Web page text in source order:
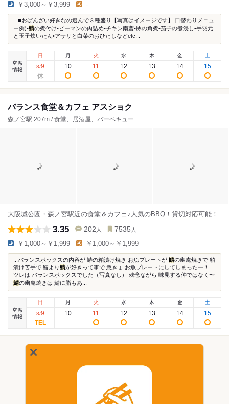
￥3,000～￥3,999 -
...■おばんざい好きなの選んで３種盛り【写真はイメージです】 日替わりメニュ
ー例)•鯖の煮付け•ピーマンの肉詰め•チキン南蛮•豚の角煮•茄子の煮浸し•手羽元
と玉子炊いたん•アサリと白菜のおひたしなどetc...
空席
情報
日
8/9
月
10
火
11
水
12
木
13
金
14
土
15
バランス食堂＆カフェ アスショク
森ノ宮駅 207m / 食堂、居酒屋、バーベキュー
大阪城公園・森ノ宮駅近の食堂＆カフェ♪人気のBBQ！貸切対応可能！
3.35 202 人 7535 人
￥1,000～￥1,999 ￥1,000～￥1,999
...バランスボックスの内容が 鰆の粕漬け焼き お魚プレートが 鯖の幽庵焼きで 粕
漬け苦手で 鰆より鯖が好きって事で 急きょ お魚プレートにしてしまったー！
ツレは バランスボックスでした（写真なし） 残念ながら 味見する仲ではなく〜
鯖の幽庵焼きは 鯖に脂もあ...
空席
情報
日
8/9
月
10
火
11
水
12
木
13
金
14
土
15